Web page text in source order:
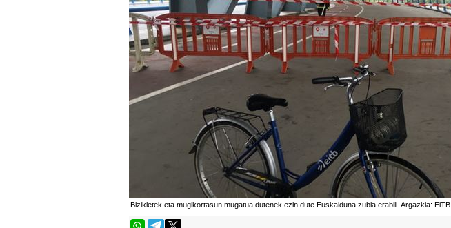
Bizikletek eta mugikortasun mugatua dutenek ezin dute Euskalduna zubia erabili. Argazkia: EiTB